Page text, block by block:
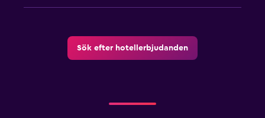
Sök efter hotellerbjudanden